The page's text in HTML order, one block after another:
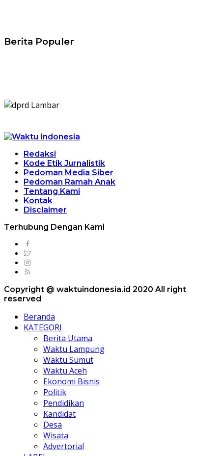
Berita Populer
Redaksi
Kode Etik Jurnalistik
Pedoman Media Siber
Pedoman Ramah Anak
Tentang Kami
Kontak
Disclaimer
Terhubung Dengan Kami
Copyright @ waktuindonesia.id 2020 All right
reserved
Beranda
KATEGORI
Berita Utama
Waktu Lampung
Waktu Sumut
Waktu Aceh
Ekonomi Bisnis
Politik
Pendidikan
Kandidat
Desa
Wisata
Advertorial